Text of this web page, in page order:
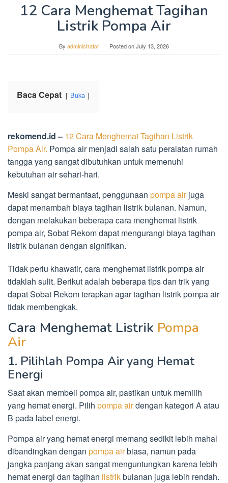
12 Cara Menghemat Tagihan
Listrik Pompa Air
By administrator Posted onJuly 13, 2026
Baca Cepat Buka
rekomend.id – 12 Cara Menghemat Tagihan Listrik
Pompa Air. Pompa air menjadi salah satu peralatan rumah
tangga yang sangat dibutuhkan untuk memenuhi
kebutuhan air sehari-hari.
Meski sangat bermanfaat, penggunaan pompa airjuga
dapat menambah biaya tagihan listrik bulanan. Namun,
dengan melakukan beberapa cara menghemat listrik
pompa air, Sobat Rekom dapat mengurangi biaya tagihan
listrik bulanan dengan signifikan.
Tidak perlu khawatir, cara menghemat listrik pompa air
tidaklah sulit. Berikut adalah beberapa tips dan trik yang
dapat Sobat Rekom terapkan agar tagihan listrik pompa air
tidak membengkak.
Cara Menghemat Listrik Pompa
Air
1. Pilihlah Pompa Air yang Hemat
Energi
Saat akan membeli pompa air, pastikan untuk memilih
yang hemat energi. Pilih pompa airdengan kategori A atau
B pada label energi.
Pompa air yang hemat energi memang sedikit lebih mahal
dibandingkan dengan pompa airbiasa, namun pada
jangka panjang akan sangat menguntungkan karena lebih
hemat energi dan tagihan listrikbulanan juga lebih rendah.